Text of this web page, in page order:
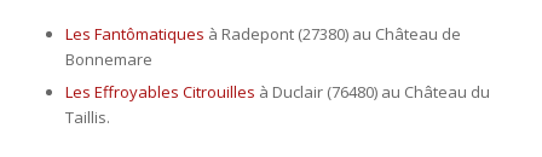
Les Fantômatiques à Radepont (27380) au Château de
Bonnemare
Les Effroyables Citrouilles à Duclair (76480) au Château du
Taillis.